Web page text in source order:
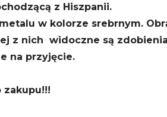
z Hiszpanii.
w kolorze srebrnym.
z nich widoczne są
na przyjęcie.
zakupu!!!